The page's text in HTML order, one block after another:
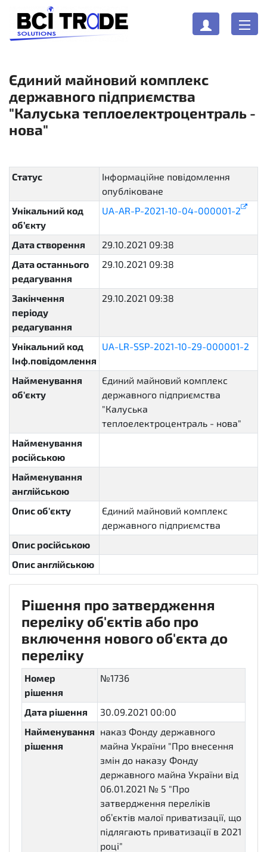
Єдиний майновий комплекс
державного підприємства
"Калуська теплоелектроцентраль -
нова"
Статус
Інформаційне повідомлення
опубліковане
Унікальний код
об’єкту
UA-AR-P-2021-10-04-000001-2
Дата створення
29.10.2021 09:38
Дата останнього
редагування
29.10.2021 09:38
Закінчення
періоду
редагування
29.10.2021 09:38
Унікальний код
Інф.повідомлення
UA-LR-SSP-2021-10-29-000001-2
Найменування
об'єкту
Єдиний майновий комплекс
державного підприємства
"Калуська
теплоелектроцентраль - нова"
Найменування
російською
Найменування
англійською
Опис об'єкту
Єдиний майновий комплекс
державного підприємства
Опис російською
Опис англійською
Рішення про затвердження
переліку об'єктів або про
включення нового об'єкта до
переліку
Номер
рішення
№1736
Дата рішення
30.09.2021 00:00
Найменування
рішення
наказ Фонду державного
майна України "Про внесення
змін до наказу Фонду
державного майна України від
06.01.2021 № 5 "Про
затвердження переліків
об’єктів малої приватизації, що
підлягають приватизації в 2021
році"